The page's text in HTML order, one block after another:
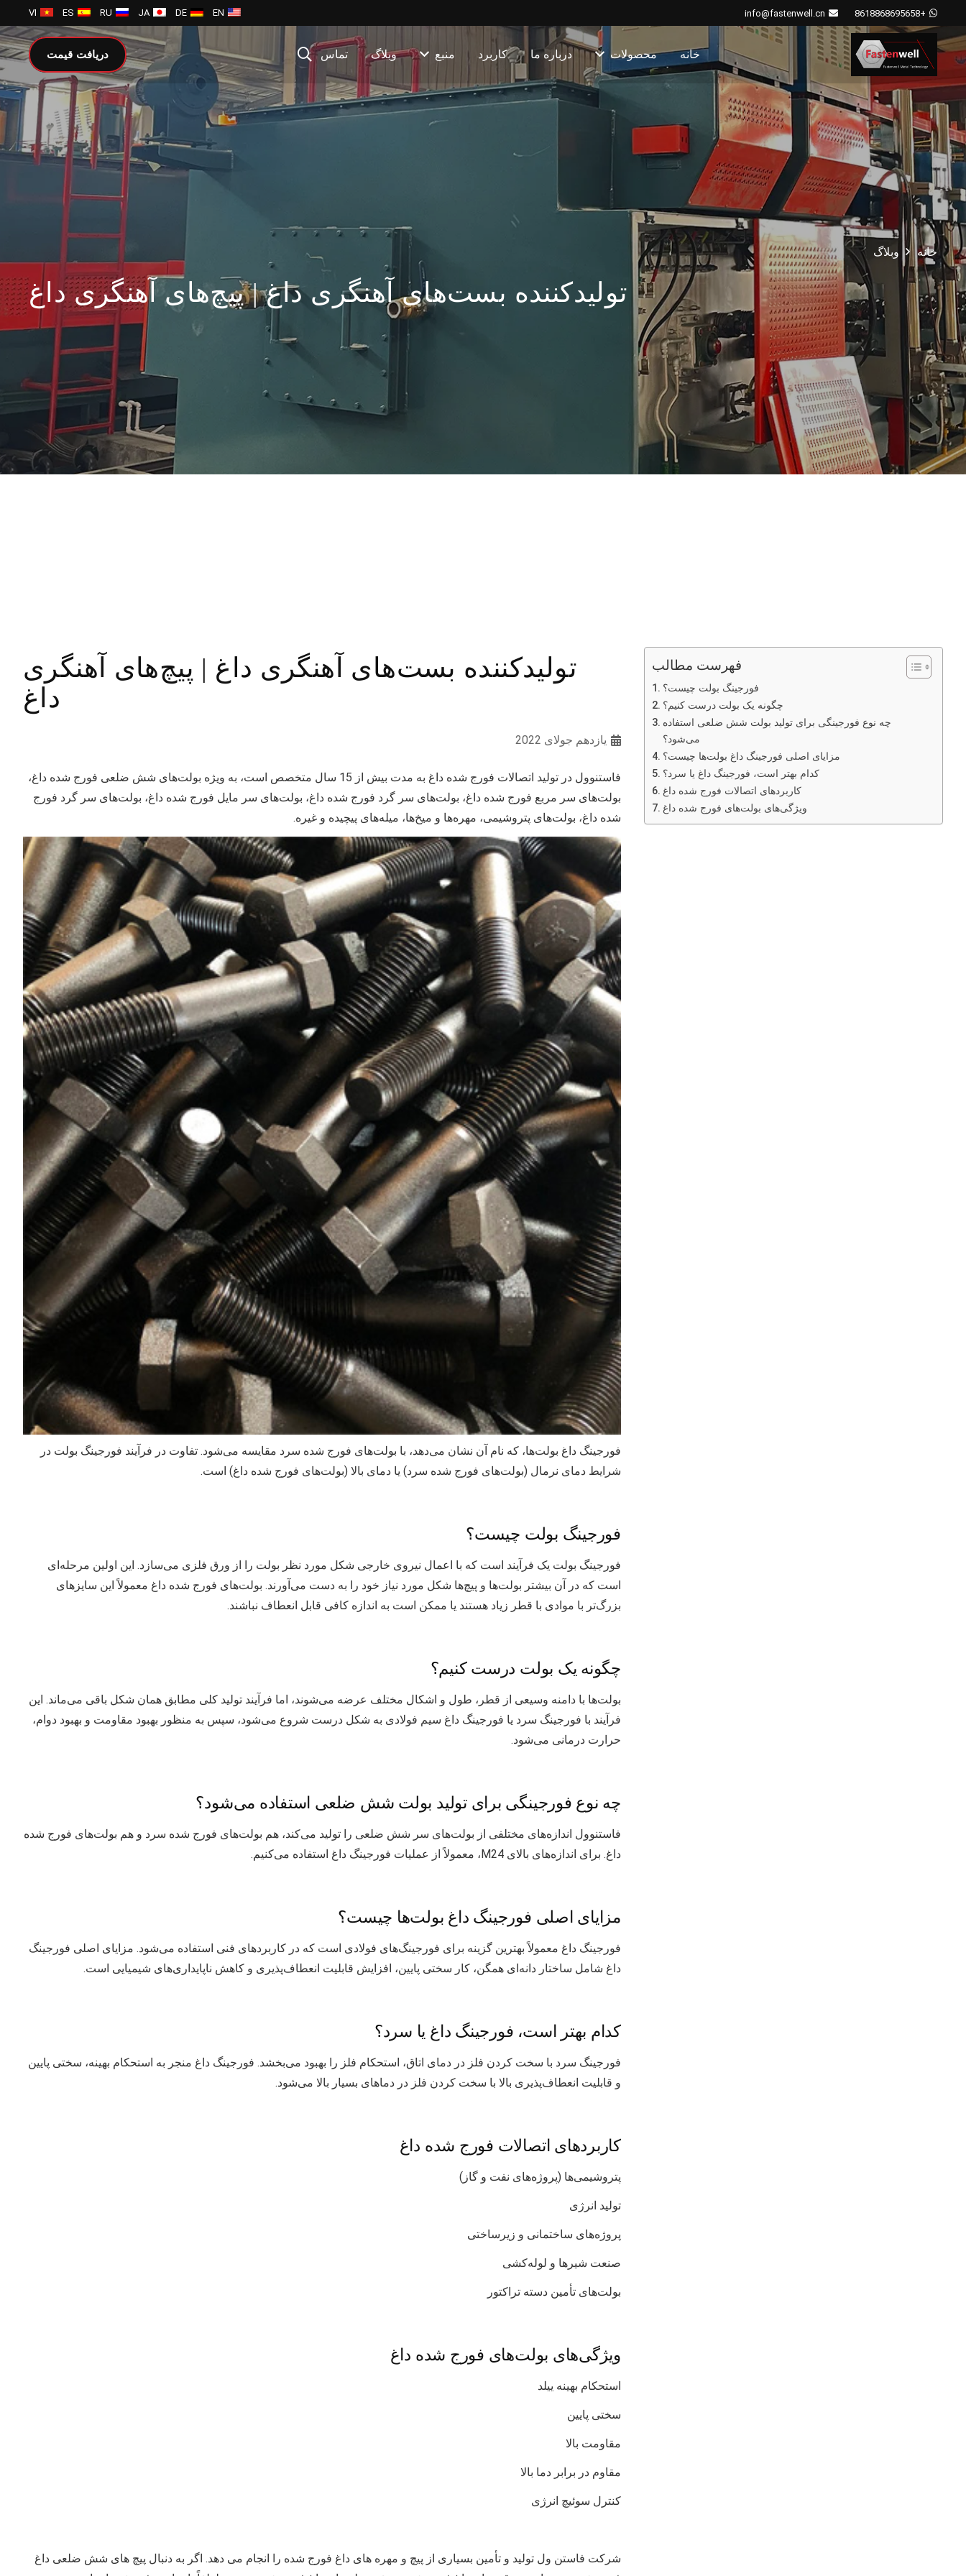
+8618868695658
info@fastenwell.cn
EN
DE
JA
RU
ES
VI
خانه محصولات درباره ما کاربرد منبع وبلاگ تماس دریافت قیمت
خانه وبلاگ
تولیدکننده بست‌های آهنگری داغ | پیچ‌های آهنگری داغ
فهرست مطالب
فورجینگ بولت چیست؟
چگونه یک بولت درست کنیم؟
چه نوع فورجینگی برای تولید بولت شش ضلعی استفاده
می‌شود؟
مزایای اصلی فورجینگ داغ بولت‌ها چیست؟
کدام بهتر است، فورجینگ داغ یا سرد؟
کاربردهای اتصالات فورج شده داغ
ویژگی‌های بولت‌های فورج شده داغ
تولیدکننده بست‌های آهنگری داغ | پیچ‌های آهنگری
داغ
یازدهم جولای 2022
فاستنوول در تولید اتصالات فورج شده داغ به مدت بیش از 15 سال متخصص است، به ویژه بولت‌های شش ضلعی فورج شده داغ،
بولت‌های سر مربع فورج شده داغ، بولت‌های سر گرد فورج شده داغ، بولت‌های سر مایل فورج شده داغ، بولت‌های سر گرد فورج
شده داغ، بولت‌های پتروشیمی، مهره‌ها و میخ‌ها، میله‌های پیچیده و غیره.
فورجینگ داغ بولت‌ها، که نام آن نشان می‌دهد، با بولت‌های فورج شده سرد مقایسه می‌شود. تفاوت در فرآیند فورجینگ بولت در
شرایط دمای نرمال (بولت‌های فورج شده سرد) یا دمای بالا (بولت‌های فورج شده داغ) است.
فورجینگ بولت چیست؟
فورجینگ بولت یک فرآیند است که با اعمال نیروی خارجی شکل مورد نظر بولت را از ورق فلزی می‌سازد. این اولین مرحله‌ای
است که در آن بیشتر بولت‌ها و پیچ‌ها شکل مورد نیاز خود را به دست می‌آورند. بولت‌های فورج شده داغ معمولاً این سایزهای
بزرگ‌تر با موادی با قطر زیاد هستند یا ممکن است به اندازه کافی قابل انعطاف نباشند.
چگونه یک بولت درست کنیم؟
بولت‌ها با دامنه وسیعی از قطر، طول و اشکال مختلف عرضه می‌شوند، اما فرآیند تولید کلی مطابق همان شکل باقی می‌ماند. این
فرآیند با فورجینگ سرد یا فورجینگ داغ سیم فولادی به شکل درست شروع می‌شود، سپس به منظور بهبود مقاومت و بهبود دوام،
حرارت درمانی می‌شود.
چه نوع فورجینگی برای تولید بولت شش ضلعی استفاده می‌شود؟
فاستنوول اندازه‌های مختلفی از بولت‌های سر شش ضلعی را تولید می‌کند، هم بولت‌های فورج شده سرد و هم بولت‌های فورج شده
داغ. برای اندازه‌های بالای M24، معمولاً از عملیات فورجینگ داغ استفاده می‌کنیم.
مزایای اصلی فورجینگ داغ بولت‌ها چیست؟
فورجینگ داغ معمولاً بهترین گزینه برای فورجینگ‌های فولادی است که در کاربردهای فنی استفاده می‌شود. مزایای اصلی فورجینگ
داغ شامل ساختار دانه‌ای همگن، کار سختی پایین، افزایش قابلیت انعطاف‌پذیری و کاهش ناپایداری‌های شیمیایی است.
کدام بهتر است، فورجینگ داغ یا سرد؟
فورجینگ سرد با سخت کردن فلز در دمای اتاق، استحکام فلز را بهبود می‌بخشد. فورجینگ داغ منجر به استحکام بهینه، سختی پایین
و قابلیت انعطاف‌پذیری بالا با سخت کردن فلز در دماهای بسیار بالا می‌شود.
کاربردهای اتصالات فورج شده داغ
پتروشیمی‌ها (پروژه‌های نفت و گاز)
تولید انرژی
پروژه‌های ساختمانی و زیرساختی
صنعت شیرها و لوله‌کشی
بولت‌های تأمین دسته تراکتور
ویژگی‌های بولت‌های فورج شده داغ
استحکام بهینه ییلد
سختی پایین
مقاومت بالا
مقاوم در برابر دما بالا
کنترل سوئیچ انرژی
شرکت فاستن ول تولید و تأمین بسیاری از پیچ و مهره های داغ فورج شده را انجام می دهد. اگر به دنبال پیچ های شش ضلعی داغ